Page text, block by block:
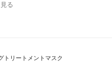
る
トリートメントマスク